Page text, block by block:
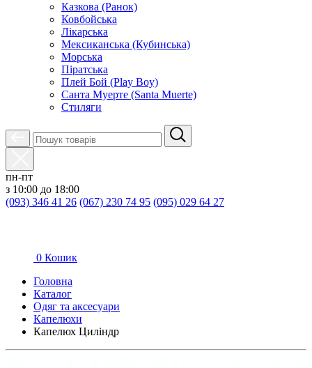
Казкова (Ранок)
Ковбойська
Лікарська
Мексиканська (Кубинська)
Морська
Піратська
Плей Бой (Play Boy)
Санта Муерте (Santa Muerte)
Стиляги
пн-пт
з 10:00 до 18:00
(093) 346 41 26 (067) 230 74 95 (095) 029 64 27
0 Кошик
Головна
Каталог
Oдяг та аксесуари
Капелюхи
Капелюх Циліндр